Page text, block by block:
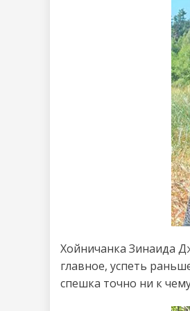
Хойничанка Зинаида
главное, успеть
спешка точно ни к